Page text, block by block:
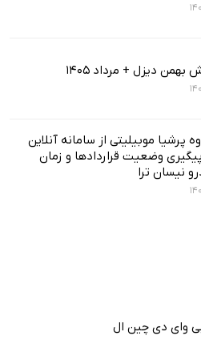
دیزل + مرداد 1405
پرشیا موبیلیتی از سامانه آنلاین
وضعیت قراردادها و زمان
نیسان ترا
وای دی چین ال